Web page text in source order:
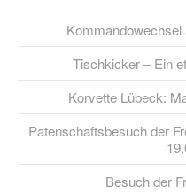
Kommandowechsel
Tischkicker – Ein
Korvette Lübeck:
Patenschaftsbesuch der
Besuch der